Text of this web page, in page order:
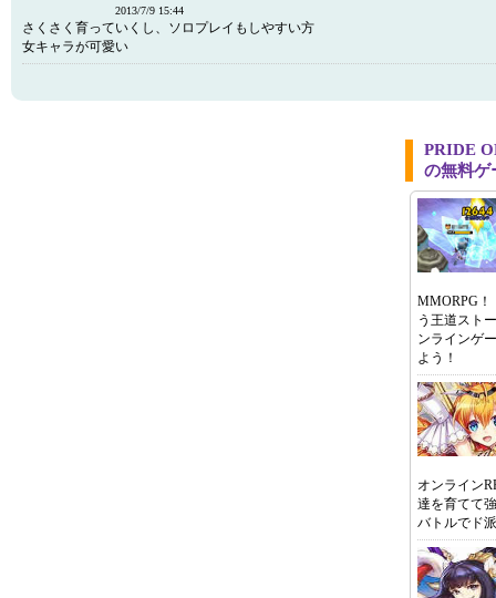
2013/7/9 15:44
さくさく育っていくし、ソロプレイもしやすい方
女キャラが可愛い
PRIDE
の無料ゲ
MMORPG
う王道スト
ンラインゲ
よう！
オンライン
達を育てて
バトルでド